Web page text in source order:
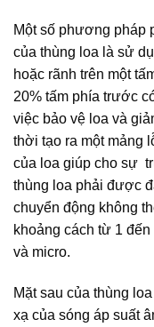
Một số phương pháp
của thùng loa là sử
hoặc rãnh trên một
20% tấm phía trước
việc bảo vệ loa và
thời tạo ra một
của loa giúp cho sự
thùng loa phải được
chuyển động không
khoảng cách từ 1
và micro.
Mặt sau của thùng
xạ của sóng áp suất